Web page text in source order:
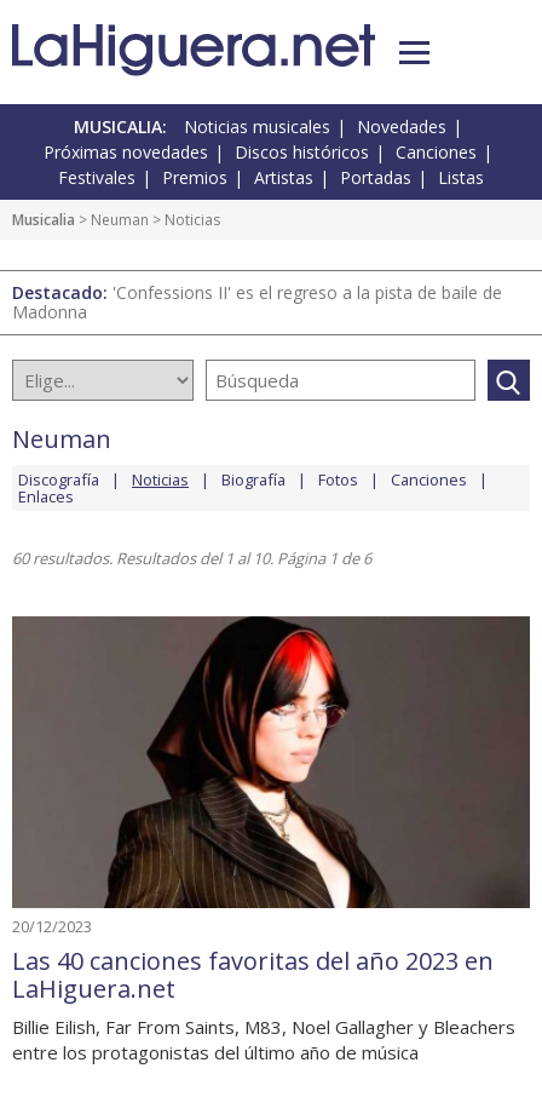
MUSICALIA: Noticias musicales
Novedades
Próximas novedades
Discos históricos
Canciones
Festivales
Premios Artistas Portadas Listas
Musicalia > Neuman > Noticias
Destacado: 'Confessions II' es el regreso a la pista de baile de
Madonna
Neuman
Discografía Noticias Biografía Fotos Canciones
Enlaces
60 resultados. Resultados del 1 al 10. Página 1 de 6
20/12/2023
Las 40 canciones favoritas del año 2023 en
LaHiguera.net
Billie Eilish, Far From Saints, M83, Noel Gallagher y Bleachers
entre los protagonistas del último año de música